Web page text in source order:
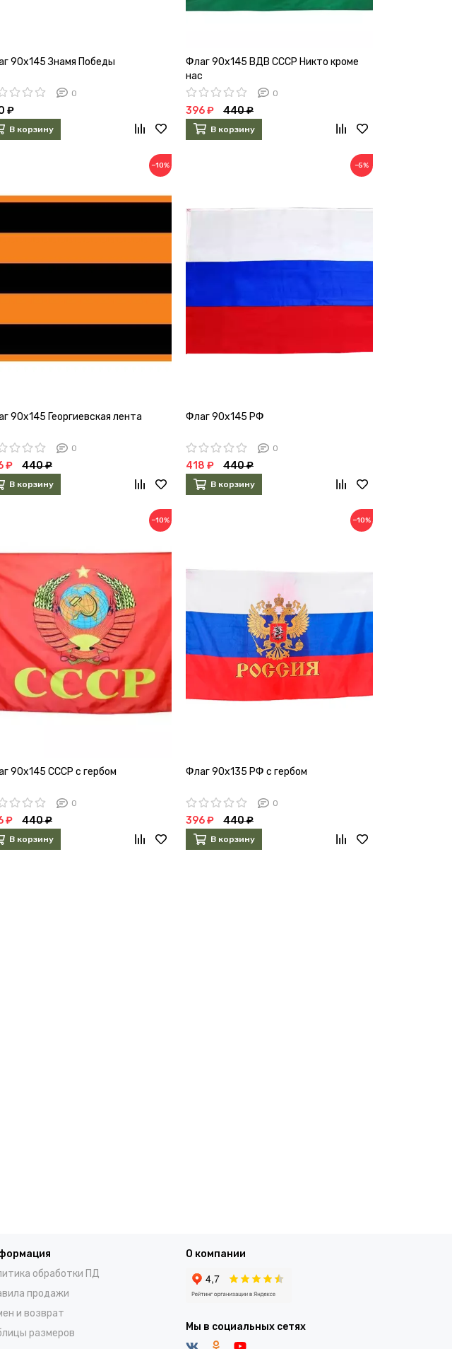
90х145 Знамя Победы
0
₽
В корзину
Флаг 90х145 ВДВ СССР Никто кроме
нас
0
396 ₽ 440 ₽
В корзину
−10%
90х145 Георгиевская лента
0
₽ 440 ₽
В корзину
−5%
Флаг 90х145 РФ
0
418 ₽ 440 ₽
В корзину
−10%
90х145 СССР с гербом
0
₽ 440 ₽
В корзину
−10%
Флаг 90х135 РФ с гербом
0
396 ₽ 440 ₽
В корзину
обработки ПД
продажи
и возврат
размеров
О компании
Мы в социальных сетях